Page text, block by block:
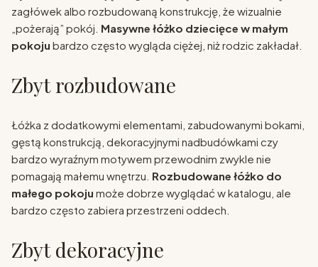
zagłówek albo rozbudowaną konstrukcję, że wizualnie
„pożerają” pokój. Masywne łóżko dziecięce w małym
pokoju bardzo często wygląda ciężej, niż rodzic zakładał.
Zbyt rozbudowane
Łóżka z dodatkowymi elementami, zabudowanymi bokami,
gęstą konstrukcją, dekoracyjnymi nadbudówkami czy
bardzo wyraźnym motywem przewodnim zwykle nie
pomagają małemu wnętrzu. Rozbudowane łóżko do
małego pokoju może dobrze wyglądać w katalogu, ale
bardzo często zabiera przestrzeni oddech.
Zbyt dekoracyjne